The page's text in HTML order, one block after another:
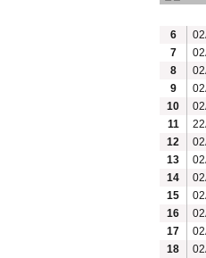
6
7
8
9
10
11
12
13
14
15
16
17
18